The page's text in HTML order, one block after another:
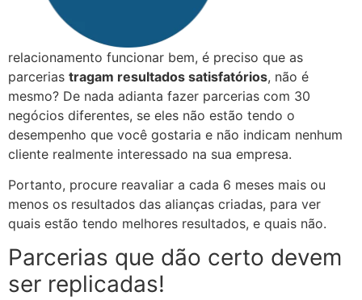
relacionamento funcionar bem, é preciso que as
parcerias tragam resultados satisfatórios, não é
mesmo? De nada adianta fazer parcerias com 30
negócios diferentes, se eles não estão tendo o
desempenho que você gostaria e não indicam nenhum
cliente realmente interessado na sua empresa.
Portanto, procure reavaliar a cada 6 meses mais ou
menos os resultados das alianças criadas, para ver
quais estão tendo melhores resultados, e quais não.
Parcerias que dão certo devem
ser replicadas!